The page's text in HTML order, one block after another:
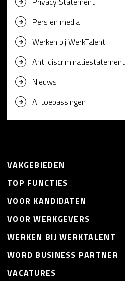
Pers en media
Werken bij WerkTalent
Anti discriminatiestatement
Nieuws
AI toepassingen
VAKGEBIEDEN
TOP FUNCTIES
VOOR KANDIDATEN
VOOR WERKGEVERS
WERKEN BIJ WERKTALENT
WORD BUSINESS PARTNER
VACATURES